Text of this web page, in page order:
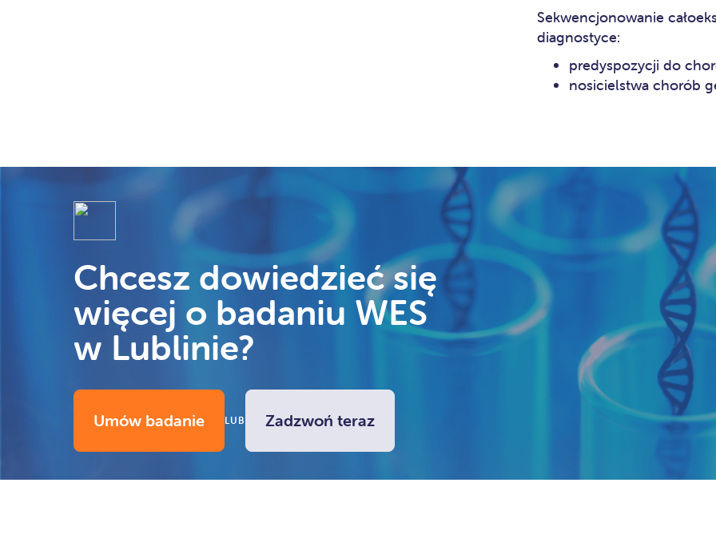
Sekwencjonowanie
diagnostyce:
predyspozycji do
nosicielstwa chorób
Chcesz dowiedzieć się
więcej o badaniu WES
w Lublinie?
Umów badanie LUB Zadzwoń teraz